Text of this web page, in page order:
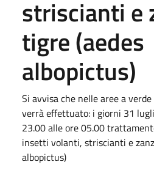
striscianti e
tigre (aedes
albopictus)
Si avvisa che nelle aree a
verrà effettuato: i giorni 31
23.00 alle ore 05.00
insetti volanti, striscianti e
albopictus)